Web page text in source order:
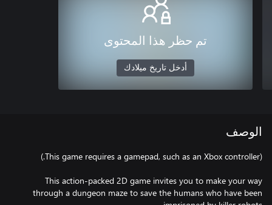
تم حظر هذا المحتوى
أدخل تاريخ ميلادك
الوصف
This action-packed 2D game invites you to make your way
through a dungeon maze to save the humans who have been